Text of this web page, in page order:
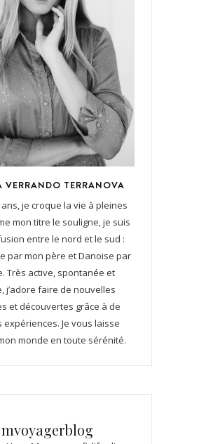
VERRANDO TERRANOVA
je croque la vie à pleines
mon titre le souligne, je suis
entre le nord et le sud :
par mon père et Danoise par
Très active, spontanée et
j’adore faire de nouvelles
et découvertes grâce à de
Je vous laisse
monde en toute sérénité.
mvoyagerblog